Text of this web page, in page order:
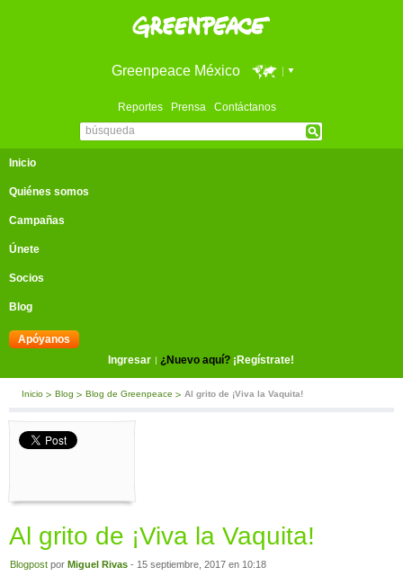
Greenpeace México
Reportes Prensa Contáctanos
Inicio
Quiénes somos
Campañas
Únete
Socios
Blog
Apóyanos
Ingresar
¿Nuevo aquí? ¡Regístrate!
Inicio Blog Blog de Greenpeace Al grito de ¡Viva la Vaquita!
Al grito de ¡Viva la Vaquita!
Blogpost por Miguel Rivas - 15 septiembre, 2017 en 10:18